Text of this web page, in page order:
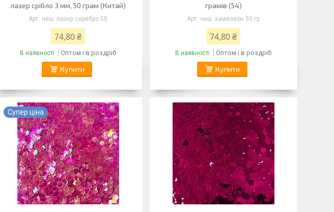
лазер срібло 3 мм, 50 грам (Китай)
чеш. лазер серебро 50
74,80 ₴
В наявності Оптом і в роздріб
Купити
грамів (54)
чеш. хамелеон 50 гр
74,80 ₴
В наявності Оптом і в роздріб
Купити
Супер ціна